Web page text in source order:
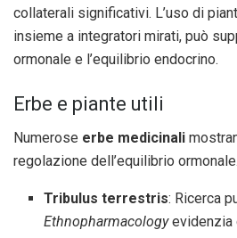
collaterali significativi. L’uso di
insieme a integratori mirati, può
ormonale e l’equilibrio endocrino.
Erbe e piante utili
Numerose erbe medicinali
regolazione dell’equilibrio
Tribulus terrestris: Ricerca
Ethnopharmacologyevidenzia